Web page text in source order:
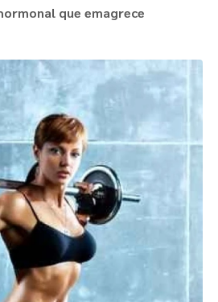
que emagrece